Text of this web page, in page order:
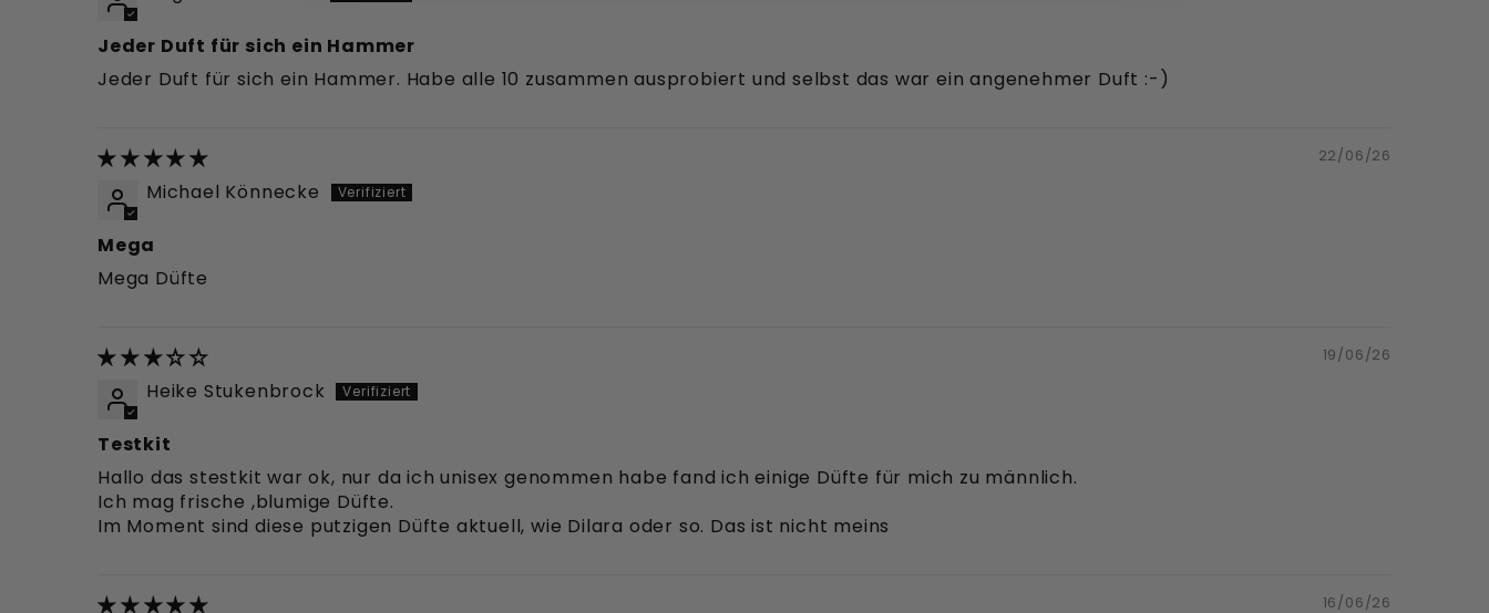
Jeder Duft für sich ein Hammer
Jeder Duft für sich ein Hammer. Habe alle 10 zusammen ausprobiert und selbst das war ein angenehmer Duft :-)
22/06/26
Michael Könnecke
Mega
Mega Düfte
19/06/26
Heike Stukenbrock
Testkit
Hallo das stestkit war ok, nur da ich unisex genommen habe fand ich einige Düfte für mich zu männlich.
Ich mag frische ,blumige Düfte.
Im Moment sind diese putzigen Düfte aktuell, wie Dilara oder so. Das ist nicht meins
16/06/26